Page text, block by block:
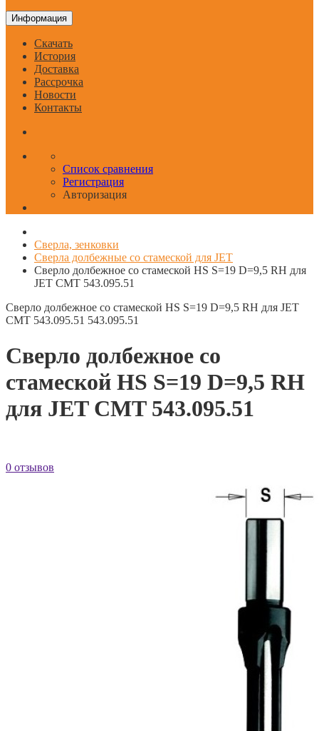
Информация
Скачать
История
Доставка
Рассрочка
Новости
Контакты
Список сравнения
Регистрация
Авторизация
Сверла, зенковки
Сверла долбежные со стамеской для JET
Сверло долбежное со стамеской HS S=19 D=9,5 RH для
JET CMT 543.095.51
Сверло долбежное со стамеской HS S=19 D=9,5 RH для JET
CMT 543.095.51 543.095.51
Сверло долбежное со
стамеской HS S=19 D=9,5 RH
для JET CMT 543.095.51
0 отзывов